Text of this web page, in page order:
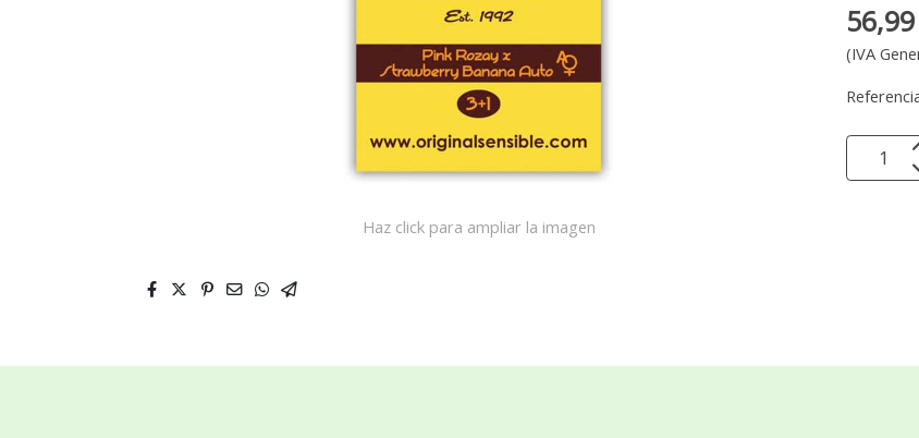
Haz click para ampliar la imagen
(IVA